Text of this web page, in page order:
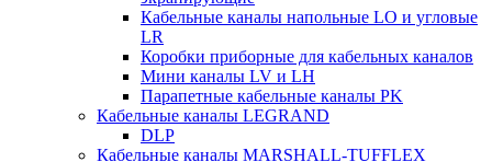
Кабельные каналы напольные LO и угловые
LR
Коробки приборные для кабельных каналов
Мини каналы LV и LH
Парапетные кабельные каналы PK
Кабельные каналы LEGRAND
DLP
Кабельные каналы MARSHALL-TUFFLEX